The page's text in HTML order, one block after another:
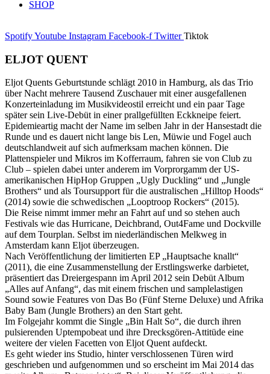
SHOP
SpotifyYoutube Instagram Facebook-f Twitter Tiktok
ELJOT QUENT
Eljot Quents Geburtstunde schlägt 2010 in Hamburg, als das Trio
über Nacht mehrere Tausend Zuschauer mit einer ausgefallenen
Konzerteinladung im Musikvideostil erreicht und ein paar Tage
später sein Live-Debüt in einer prallgefüllten Eckkneipe feiert.
Epidemieartig macht der Name im selben Jahr in der Hansestadt die
Runde und es dauert nicht lange bis Len, Müwie und Fogel auch
deutschlandweit auf sich aufmerksam machen können. Die
Plattenspieler und Mikros im Kofferraum, fahren sie von Club zu
Club – spielen dabei unter anderem im Vorprorgamm der US-
amerikanischen HipHop Gruppen „Ugly Duckling“ und „Jungle
Brothers“ und als Toursupport für die australischen „Hilltop Hoods“
(2014) sowie die schwedischen „Looptroop Rockers“ (2015).
Die Reise nimmt immer mehr an Fahrt auf und so stehen auch
Festivals wie das Hurricane, Deichbrand, Out4Fame und Dockville
auf dem Tourplan. Selbst im niederländischen Melkweg in
Amsterdam kann Eljot überzeugen.
Nach Veröffentlichung der limitierten EP „Hauptsache knallt“
(2011), die eine Zusammenstellung der Erstlingswerke darbietet,
präsentiert das Dreiergespann im April 2012 sein Debüt Album
„Alles auf Anfang“, das mit einem frischen und samplelastigen
Sound sowie Features von Das Bo (Fünf Sterne Deluxe) und Afrika
Baby Bam (Jungle Brothers) an den Start geht.
Im Folgejahr kommt die Single „Bin Halt So“, die durch ihren
pulsierenden Uptempobeat und ihre Drecksgören-Attitüde eine
weitere der vielen Facetten von Eljot Quent aufdeckt.
Es geht wieder ins Studio, hinter verschlossenen Türen wird
geschrieben und aufgenommen und so erscheint im Mai 2014 das